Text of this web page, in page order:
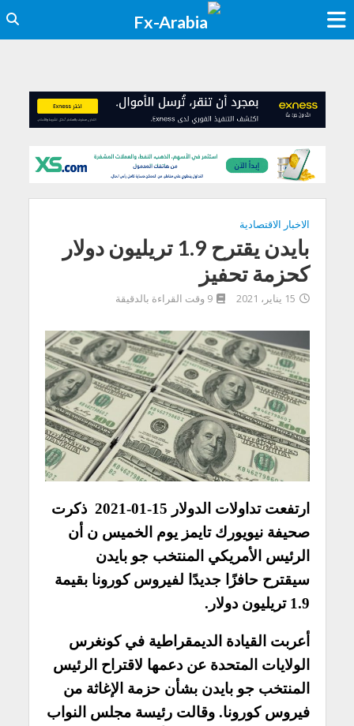
الاخبار الاقتصادية
بايدن يقترح 1.9 تريليون دولار
كحزمة تحفيز
15 يناير، 2021 9 وقت القراءة بالدقيقة
ارتفعت تداولات الدولار 15-01-2021 ذكرت
صحيفة نيويورك تايمز يوم الخميس ن أن
الرئيس الأمريكي المنتخب جو بايدن
سيقترح حافزًا جديدًا لفيروس كورونا بقيمة
1.9 تريليون دولار.
أعربت القيادة الديمقراطية في كونغرس
الولايات المتحدة عن دعمها لاقتراح الرئيس
المنتخب جو بايدن بشأن حزمة الإغاثة من
فيروس كورونا. وقالت رئيسة مجلس النواب